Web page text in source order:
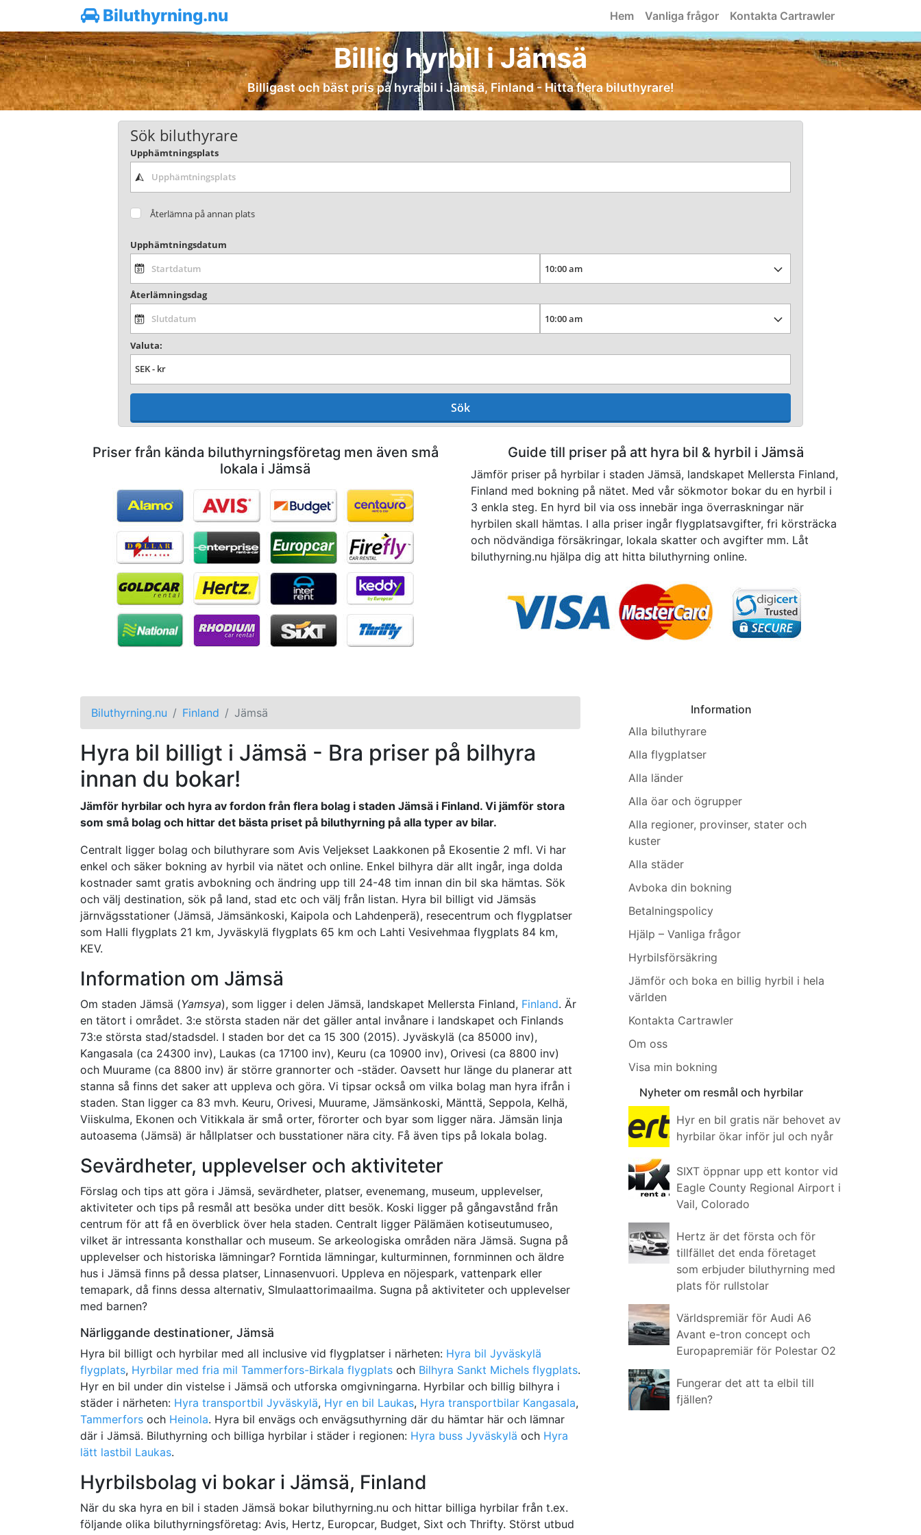
Biluthyrning.nu Hem Vanliga frågor Kontakta Cartrawler
Billig hyrbil i Jämsä
Billigast och bäst pris på hyra bil i Jämsä, Finland - Hitta flera biluthyrare!
Sök biluthyrare
Upphämtningsplats
Återlämna på annan plats
Upphämtningsdatum
Återlämningsdag
Valuta:
Sök
Priser från kända biluthyrningsföretag men även små
lokala i Jämsä
Guide till priser på att hyra bil & hyrbil i Jämsä
Jämför priser på hyrbilar i staden Jämsä, landskapet Mellersta Finland,
Finland med bokning på nätet. Med vår sökmotor bokar du en hyrbil i
3 enkla steg. En hyrd bil via oss innebär inga överraskningar när
hyrbilen skall hämtas. I alla priser ingår flygplatsavgifter, fri körsträcka
och nödvändiga försäkringar, lokala skatter och avgifter mm. Låt
biluthyrning.nu hjälpa dig att hitta biluthyrning online.
Biluthyrning.nu Finland Jämsä
Hyra bil billigt i Jämsä - Bra priser på bilhyra
innan du bokar!
Jämför hyrbilar och hyra av fordon från flera bolag i staden Jämsä i Finland. Vi jämför stora
som små bolag och hittar det bästa priset på biluthyrning på alla typer av bilar.
Centralt ligger bolag och biluthyrare som Avis Veljekset Laakkonen på Ekosentie 2 mfl. Vi har
enkel och säker bokning av hyrbil via nätet och online. Enkel bilhyra där allt ingår, inga dolda
kostnader samt gratis avbokning och ändring upp till 24-48 tim innan din bil ska hämtas. Sök
och välj destination, sök på land, stad etc och välj från listan. Hyra bil billigt vid Jämsäs
järnvägsstationer (Jämsä, Jämsänkoski, Kaipola och Lahdenperä), resecentrum och flygplatser
som Halli flygplats 21 km, Jyväskylä flygplats 65 km och Lahti Vesivehmaa flygplats 84 km,
KEV.
Information om Jämsä
Om staden Jämsä (Yamsya), som ligger i delen Jämsä, landskapet Mellersta Finland, Finland. Är
en tätort i området. 3:e största staden när det gäller antal invånare i landskapet och Finlands
73:e största stad/stadsdel. I staden bor det ca 15 300 (2015). Jyväskylä (ca 85000 inv),
Kangasala (ca 24300 inv), Laukas (ca 17100 inv), Keuru (ca 10900 inv), Orivesi (ca 8800 inv)
och Muurame (ca 8800 inv) är större grannorter och -städer. Oavsett hur länge du planerar att
stanna så finns det saker att uppleva och göra. Vi tipsar också om vilka bolag man hyra ifrån i
staden. Stan ligger ca 83 mvh. Keuru, Orivesi, Muurame, Jämsänkoski, Mänttä, Seppola, Kelhä,
Viiskulma, Ekonen och Vitikkala är små orter, förorter och byar som ligger nära. Jämsän linja
autoasema (Jämsä) är hållplatser och busstationer nära city. Få även tips på lokala bolag.
Sevärdheter, upplevelser och aktiviteter
Förslag och tips att göra i Jämsä, sevärdheter, platser, evenemang, museum, upplevelser,
aktiviteter och tips på resmål att besöka under ditt besök. Koski ligger på gångavstånd från
centrum för att få en överblick över hela staden. Centralt ligger Pälämäen kotiseutumuseo,
vilket är intressanta konsthallar och museum. Se arkeologiska områden nära Jämsä. Sugna på
upplevelser och historiska lämningar? Forntida lämningar, kulturminnen, fornminnen och äldre
hus i Jämsä finns på dessa platser, Linnasenvuori. Uppleva en nöjespark, vattenpark eller
temapark, då finns dessa alternativ, SImulaattorimaailma. Sugna på aktiviteter och upplevelser
med barnen?
Närliggande destinationer, Jämsä
Hyra bil billigt och hyrbilar med all inclusive vid flygplatser i närheten: Hyra bil Jyväskylä
flygplats, Hyrbilar med fria mil Tammerfors-Birkala flygplats och Bilhyra Sankt Michels flygplats.
Hyr en bil under din vistelse i Jämsä och utforska omgivningarna. Hyrbilar och billig bilhyra i
städer i närheten: Hyra transportbil Jyväskylä, Hyr en bil Laukas, Hyra transportbilar Kangasala,
Tammerfors och Heinola. Hyra bil envägs och envägsuthyrning där du hämtar här och lämnar
där i Jämsä. Biluthyrning och billiga hyrbilar i städer i regionen: Hyra buss Jyväskylä och Hyra
lätt lastbil Laukas.
Hyrbilsbolag vi bokar i Jämsä, Finland
När du ska hyra en bil i staden Jämsä bokar biluthyrning.nu och hittar billiga hyrbilar från t.ex.
följande olika biluthyrningsföretag: Avis, Hertz, Europcar, Budget, Sixt och Thrifty. Störst utbud
Information
Alla biluthyrare
Alla flygplatser
Alla länder
Alla öar och ögrupper
Alla regioner, provinser, stater och
kuster
Alla städer
Avboka din bokning
Betalningspolicy
Hjälp – Vanliga frågor
Hyrbilsförsäkring
Jämför och boka en billig hyrbil i hela
världen
Kontakta Cartrawler
Om oss
Visa min bokning
Nyheter om resmål och hyrbilar
Hyr en bil gratis när behovet av
hyrbilar ökar inför jul och nyår
SIXT öppnar upp ett kontor vid
Eagle County Regional Airport i
Vail, Colorado
Hertz är det första och för
tillfället det enda företaget
som erbjuder biluthyrning med
plats för rullstolar
Världspremiär för Audi A6
Avant e-tron concept och
Europapremiär för Polestar O2
Fungerar det att ta elbil till
fjällen?